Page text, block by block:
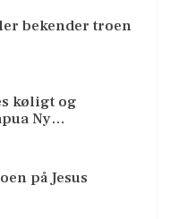
bekender troen
køligt og
Ny…
på Jesus